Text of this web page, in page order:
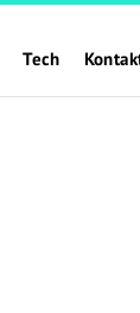
Tech